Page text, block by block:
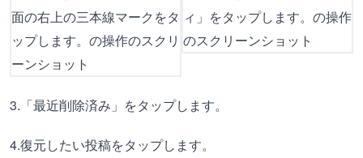
3.「最近削除済み」をタップします。
4.復元したい投稿をタップします。